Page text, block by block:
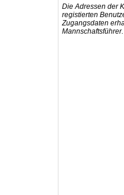
Die Adressen der
registierten
Zugangsdaten
Mannschaftsführer.